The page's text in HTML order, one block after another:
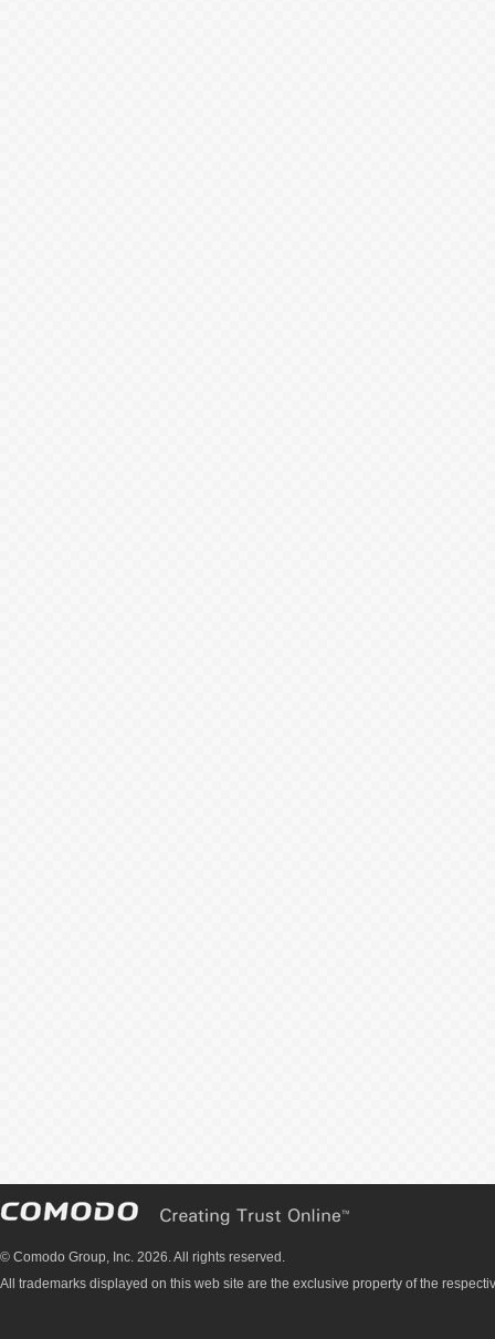
© Comodo Group, Inc. 2026. All rights reserved.
All trademarks displayed on this web site are the exclusive property of the